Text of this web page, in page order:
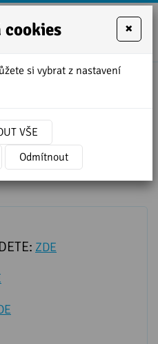
950
- cvičení
ZDE
cookies ×
si vybrat z nastavení
VŠE
Odmítnout